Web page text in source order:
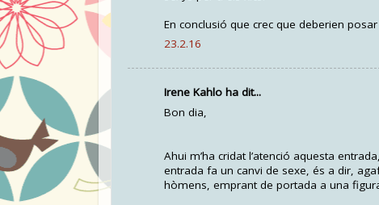
En conclusió que crec que deberien
23.2.16
Irene Kahlo ha dit...
Bon dia,
Ahui m’ha cridat l’atenció aquesta
entrada fa un canvi de sexe, és a dir,
hòmens, emprant de portada a una